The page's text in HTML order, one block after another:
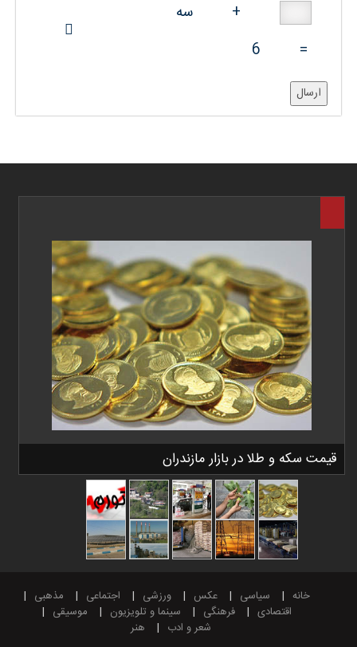
+
سه
=
6
ارسال
قیمت سکه و طلا در بازار مازندران
خانه سیاسی عکس ورزشی اجتماعی
مذهبی
اقتصادی
فرهنگی سینما و تلویزیون
موسیقی
شعر و ادب
هنر